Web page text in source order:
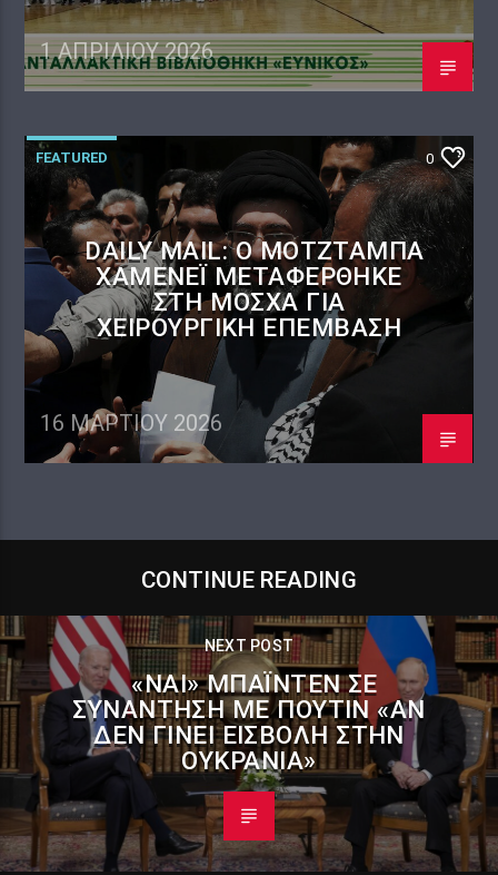
1 ΑΠΡΙΛΊΟΥ 2026
FEATURED 0
DAILY MAIL: Ο ΜΟΤΖΤΆΜΠΑ
ΧΑΜΕΝΕΪ́ ΜΕΤΑΦΈΡΘΗΚΕ
ΣΤΗ ΜΌΣΧΑ ΓΙΑ
ΧΕΙΡΟΥΡΓΙΚΉ ΕΠΈΜΒΑΣΗ
16 ΜΑΡΤΊΟΥ 2026
CONTINUE READING
NEXT POST
«ΝΑΙ» ΜΠΆΙΝΤΕΝ ΣΕ
ΣΥΝΆΝΤΗΣΗ ΜΕ ΠΟΎΤΙΝ «ΑΝ
ΔΕΝ ΓΊΝΕΙ ΕΙΣΒΟΛΉ ΣΤΗΝ
ΟΥΚΡΑΝΊΑ»